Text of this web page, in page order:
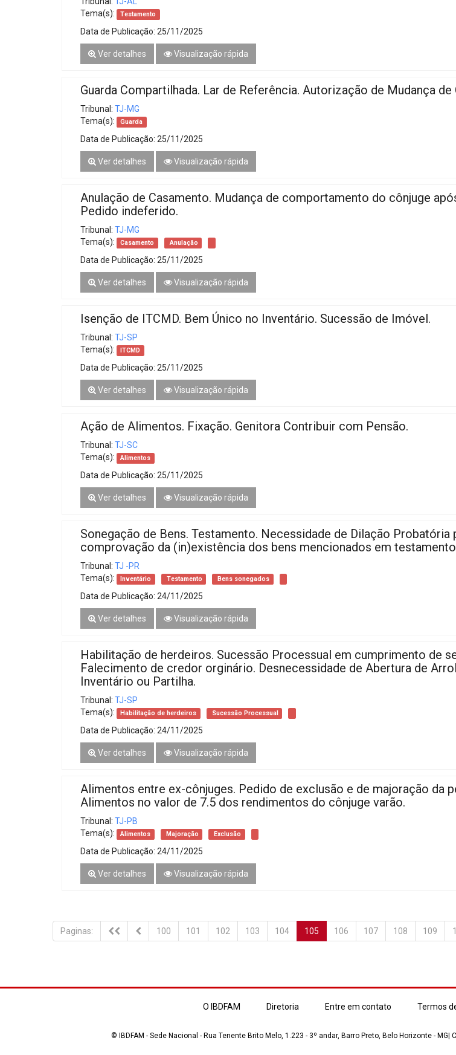
Tema(s):
Testamento
Data de Publicação: 25/11/2025
Ver detalhes Visualização rápida
Guarda Compartilhada. Lar de Referência. Autorização de Mudança de
Tribunal: TJ-MG
Tema(s):
Guarda
Data de Publicação: 25/11/2025
Ver detalhes Visualização rápida
Anulação de Casamento. Mudança de comportamento do cônjuge
Pedido indeferido.
Tribunal: TJ-MG
Tema(s):
Casamento Anulação
Data de Publicação: 25/11/2025
Ver detalhes Visualização rápida
Isenção de ITCMD. Bem Único no Inventário. Sucessão de Imóvel.
Tribunal: TJ-SP
Tema(s):
ITCMD
Data de Publicação: 25/11/2025
Ver detalhes Visualização rápida
Ação de Alimentos. Fixação. Genitora Contribuir com Pensão.
Tribunal: TJ-SC
Tema(s):
Alimentos
Data de Publicação: 25/11/2025
Ver detalhes Visualização rápida
Sonegação de Bens. Testamento. Necessidade de Dilação Probatória
comprovação da (in)existência dos bens mencionados em
Tribunal: TJ -PR
Tema(s):
Inventário Testamento Bens sonegados
Data de Publicação: 24/11/2025
Ver detalhes Visualização rápida
Habilitação de herdeiros. Sucessão Processual em cumprimento de
Falecimento de credor orginário. Desnecessidade de Abertura de
Inventário ou Partilha.
Tribunal: TJ-SP
Tema(s):
Habilitação de herdeiros Sucessão Processual
Data de Publicação: 24/11/2025
Ver detalhes Visualização rápida
Alimentos entre ex-cônjuges. Pedido de exclusão e de majoração da
Alimentos no valor de 7.5 dos rendimentos do cônjuge varão.
Tribunal: TJ-PB
Tema(s):
Alimentos Majoração Exclusão
Data de Publicação: 24/11/2025
Ver detalhes Visualização rápida
Paginas: 100 101 102 103 104 105 106 107 108 109
O IBDFAM Diretoria Entre em contato Termos
© IBDFAM - Sede Nacional - Rua Tenente Brito Melo, 1.223 - 3º andar, Barro Preto, Belo Horizonte - MG|